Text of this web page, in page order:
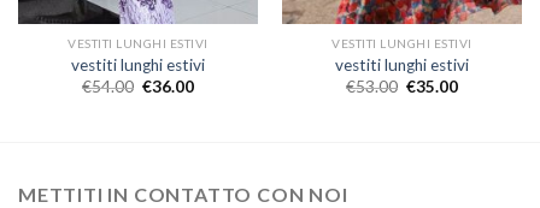
VESTITI LUNGHI ESTIVI
vestiti lunghi estivi
€54.00 €36.00
VESTITI LUNGHI ESTIVI
vestiti lunghi estivi
€53.00 €35.00
METTITI IN CONTATTO CON NOI